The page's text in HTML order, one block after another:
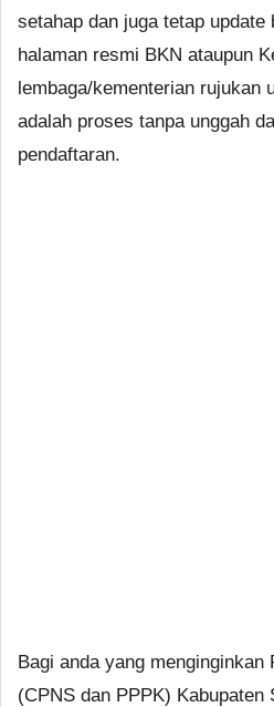
setahap dan juga tetap update
halaman resmi BKN ataupun
lembaga/kementerian rujukan
adalah proses tanpa unggah
pendaftaran.
Bagi anda yang menginginkan
(CPNS dan PPPK) Kabupaten